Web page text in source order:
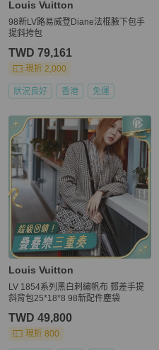
Louis Vuitton
98新LV路易威登Diane法棍腋下包手
提斜挎包
TWD 79,161
現折 2,000
狀況良好 香港 免運
Louis Vuitton
LV 1854系列黑白刺繡帆布 郵差手提
斜背包25*18*8 98新配件塵袋
TWD 49,800
現折 800